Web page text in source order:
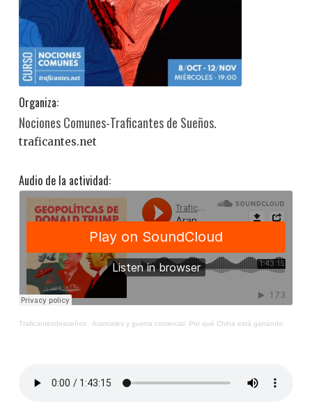
Organiza:
Nociones Comunes-Traficantes de Sueños.
traficantes.net
Audio de la actividad:
Traficantesdesueños· Aranceles y guerra comercial. Por qué China está ganando.